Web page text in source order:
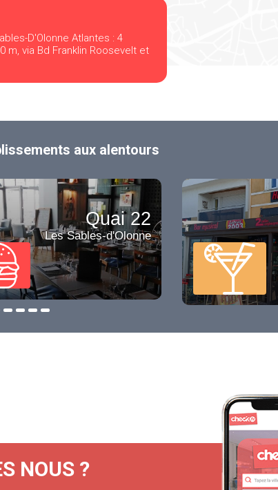
D'Olonne Atlantes : 4
m, via Bd Franklin Roosevelt et
aux alentours
Quai 22
Les Sables-d'Olonne
NOUS ?